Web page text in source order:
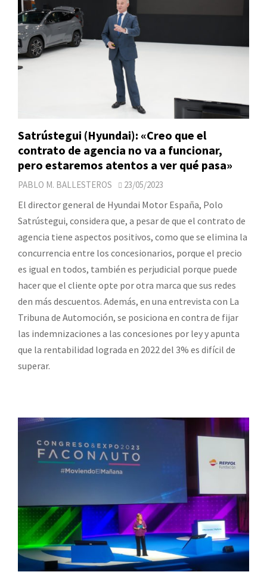
Satrústegui (Hyundai): «Creo que el
contrato de agencia no va a funcionar,
pero estaremos atentos a ver qué pasa»
PABLO M. BALLESTEROS 23/05/2023
El director general de Hyundai Motor España, Polo
Satrústegui, considera que, a pesar de que el contrato de
agencia tiene aspectos positivos, como que se elimina la
concurrencia entre los concesionarios, porque el precio
es igual en todos, también es perjudicial porque puede
hacer que el cliente opte por otra marca que sus redes
den más descuentos. Además, en una entrevista con La
Tribuna de Automoción, se posiciona en contra de fijar
las indemnizaciones a las concesiones por ley y apunta
que la rentabilidad lograda en 2022 del 3% es difícil de
superar.